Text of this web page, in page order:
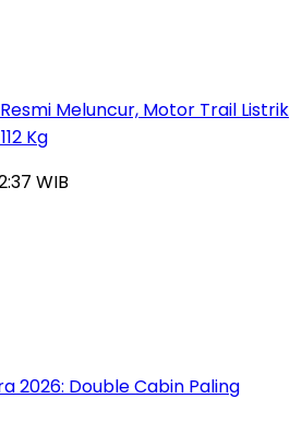
Meluncur, Motor Trail Listrik
Kg
WIB
2026: Double Cabin Paling